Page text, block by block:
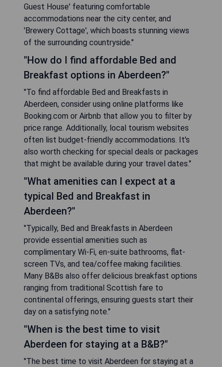
Guest House' featuring comfortable
accommodations near the city center, and
'Brewery Cottage', which boasts stunning views
of the surrounding countryside."
"How do I find affordable Bed and
Breakfast options in Aberdeen?"
"To find affordable Bed and Breakfasts in
Aberdeen, consider using online platforms like
Booking.com or Airbnb that allow you to filter by
price range. Additionally, local tourism websites
often list budget-friendly accommodations. It's
also worth checking for special deals or packages
that might be available during your travel dates."
"What amenities can I expect at a
typical Bed and Breakfast in
Aberdeen?"
"Typically, Bed and Breakfasts in Aberdeen
provide essential amenities such as
complimentary Wi-Fi, en-suite bathrooms, flat-
screen TVs, and tea/coffee making facilities.
Many B&Bs also offer delicious breakfast options
ranging from traditional Scottish fare to
continental offerings, ensuring guests start their
day on a satisfying note."
"When is the best time to visit
Aberdeen for staying at a B&B?"
"The best time to visit Aberdeen for staying at a